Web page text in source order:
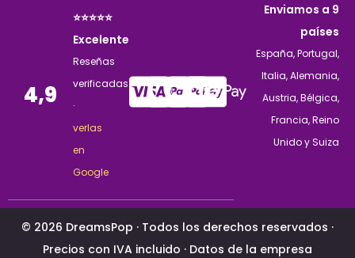
4,9
⭐⭐⭐⭐⭐
Excelente
Reseñas
verificadas
·
verlas
en
Google
Enviamos a 9
países
España, Portugal,
Italia, Alemania,
Austria, Bélgica,
Francia, Reino
Unido y Suiza
© 2026 DreamsPop · Todos los derechos reservados ·
Precios con IVA incluido · Datos de la empresa